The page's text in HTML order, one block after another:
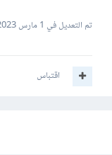
تم التعديل في 1 مارس 2023
اقتباس